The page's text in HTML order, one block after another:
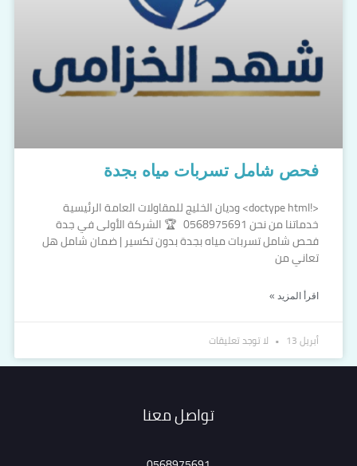
فحص شامل تسربات مياه بجدة
<!doctype html> وديان الخليج للمقاولات العامة الرئيسية
خدماتنا من نحن 0568975691 🏆 الشركة الأولى في جدة
فحص شامل تسربات مياه بجدة بدون تكسير | ضمان شامل هل
تعاني من
اقرأ المزيد »
أبريل 13 لا توجد تعليقات
تواصل معنا